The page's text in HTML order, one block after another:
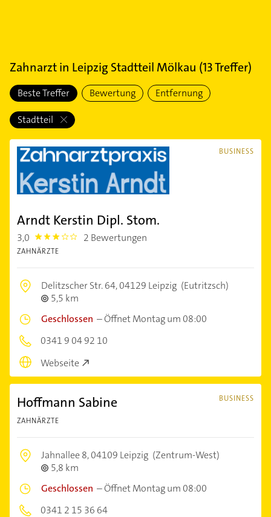
Zahnarztin Leipzig Stadtteil Mölkau (13Treffer)
Beste Treffer Bewertung Entfernung
Stadtteil
BUSINESS
Arndt Kerstin Dipl. Stom.
3,0 3.0 2 Bewertungen
ZAHNÄRZTE
Delitzscher Str. 64,04129 Leipzig (Eutritzsch)
5,5 km
Geschlossen –Öffnet Montag um 08:00
0341 9 04 92 10
Webseite
BUSINESS
Hoffmann Sabine
ZAHNÄRZTE
Jahnallee 8,04109 Leipzig (Zentrum-West)
5,8 km
Geschlossen –Öffnet Montag um 08:00
0341 2 15 36 64